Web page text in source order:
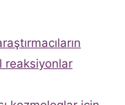
reaksiyonlar